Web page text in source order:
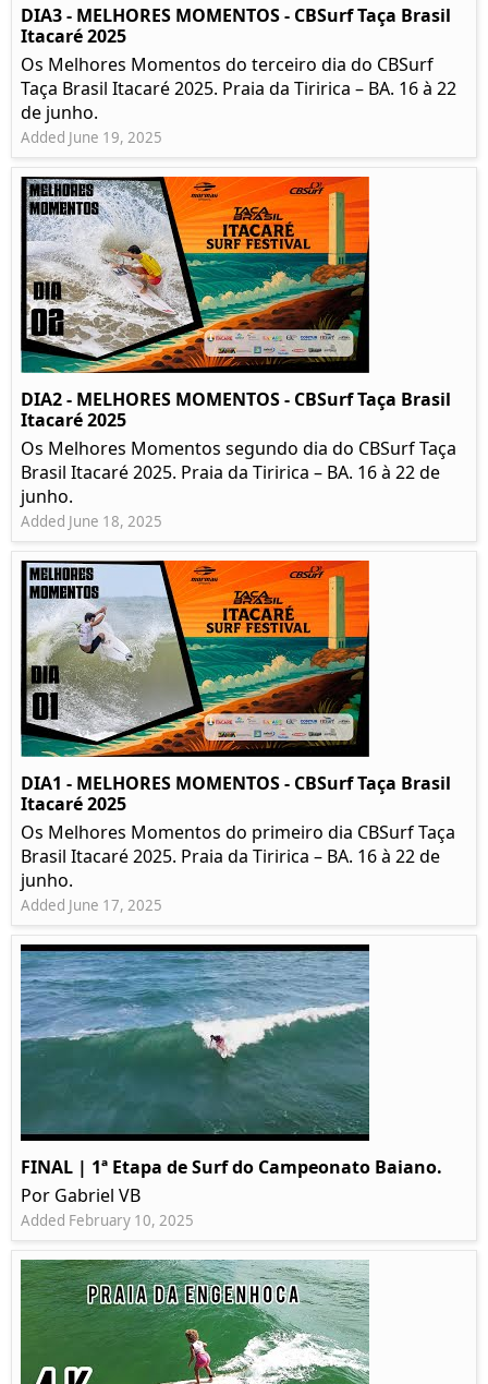
DIA3 - MELHORES MOMENTOS - CBSurf Taça Brasil
Itacaré 2025
Os Melhores Momentos do terceiro dia do CBSurf
Taça Brasil Itacaré 2025. Praia da Tiririca – BA. 16 à 22
de junho.
Added June 19, 2025
DIA2 - MELHORES MOMENTOS - CBSurf Taça Brasil
Itacaré 2025
Os Melhores Momentos segundo dia do CBSurf Taça
Brasil Itacaré 2025. Praia da Tiririca – BA. 16 à 22 de
junho.
Added June 18, 2025
DIA1 - MELHORES MOMENTOS - CBSurf Taça Brasil
Itacaré 2025
Os Melhores Momentos do primeiro dia CBSurf Taça
Brasil Itacaré 2025. Praia da Tiririca – BA. 16 à 22 de
junho.
Added June 17, 2025
FINAL | 1ª Etapa de Surf do Campeonato Baiano.
Por Gabriel VB
Added February 10, 2025